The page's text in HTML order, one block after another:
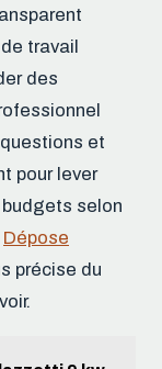
travail
des
et
pour lever
selon
Dépose
précise du